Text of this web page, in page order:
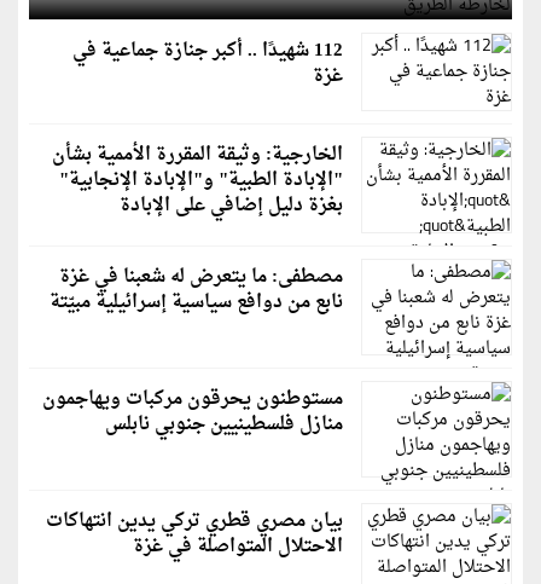
112 شهيدًا .. أكبر جنازة جماعية في
غزة
الخارجية: وثيقة المقررة الأممية بشأن
"الإبادة الطبية" و"الإبادة الإنجابية"
بغزة دليل إضافي على الإبادة
مصطفى: ما يتعرض له شعبنا في غزة
نابع من دوافع سياسية إسرائيلية مبيّتة
مستوطنون يحرقون مركبات ويهاجمون
منازل فلسطينيين جنوبي نابلس
بيان مصري قطري تركي يدين انتهاكات
الاحتلال المتواصلة في غزة